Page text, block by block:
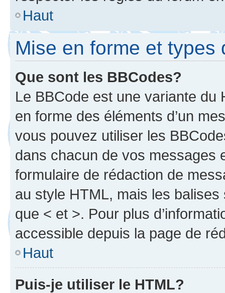
Haut
Mise en forme et types
Que sont les BBCodes?
Le BBCode est une variante du
en forme des éléments d’un
vous pouvez utiliser les
dans chacun de vos messages
formulaire de rédaction de
au style HTML, mais les
que < et >. Pour plus
accessible depuis la page de
Haut
Puis-je utiliser le HTML?